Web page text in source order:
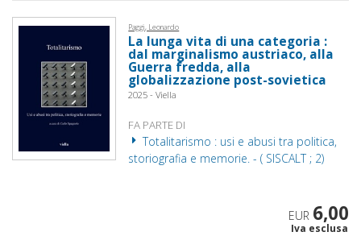
Paggi, Leonardo
La lunga vita di una categoria :
dal marginalismo austriaco, alla
Guerra fredda, alla
globalizzazione post-sovietica
2025 - Viella
FA PARTE DI
Totalitarismo : usi e abusi tra politica,
storiografia e memorie. - ( SISCALT ; 2)
EUR 6,00
Iva esclusa